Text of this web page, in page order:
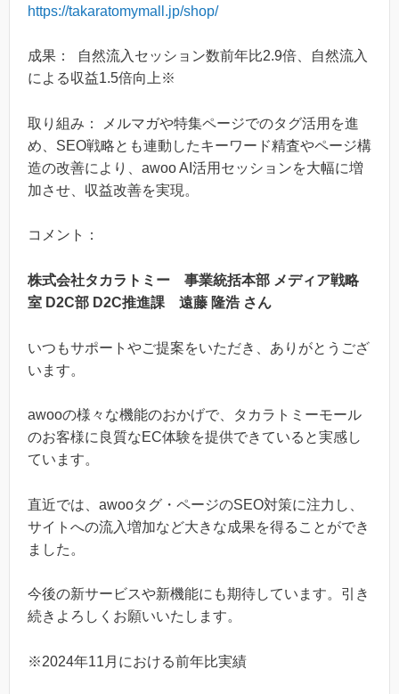
https://takaratomymall.jp/shop/
成果： 自然流入セッション数前年比2.9倍、自然流入
による収益1.5倍向上※
取り組み： メルマガや特集ページでのタグ活用を進
め、SEO戦略とも連動したキーワード精査やページ構
造の改善により、awoo AI活用セッションを大幅に増
加させ、収益改善を実現。
コメント：
株式会社タカラトミー 事業統括本部 メディア戦略
室 D2C部 D2C推進課 遠藤 隆浩 さん
いつもサポートやご提案をいただき、ありがとうござ
います。
awooの様々な機能のおかげで、タカラトミーモール
のお客様に良質なEC体験を提供できていると実感し
ています。
直近では、awooタグ・ページのSEO対策に注力し、
サイトへの流入増加など大きな成果を得ることができ
ました。
今後の新サービスや新機能にも期待しています。引き
続きよろしくお願いいたします。
※2024年11月における前年比実績